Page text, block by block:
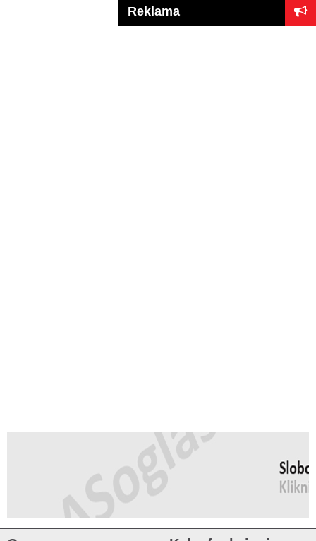
Reklama